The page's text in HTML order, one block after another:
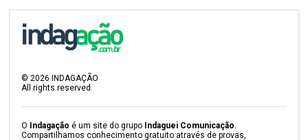
©2026 INDAGAÇÃO
All rights reserved.
O Indagação é um site do grupo Indaguei Comunicação.
Compartilhamos conhecimento gratuito através de provas,